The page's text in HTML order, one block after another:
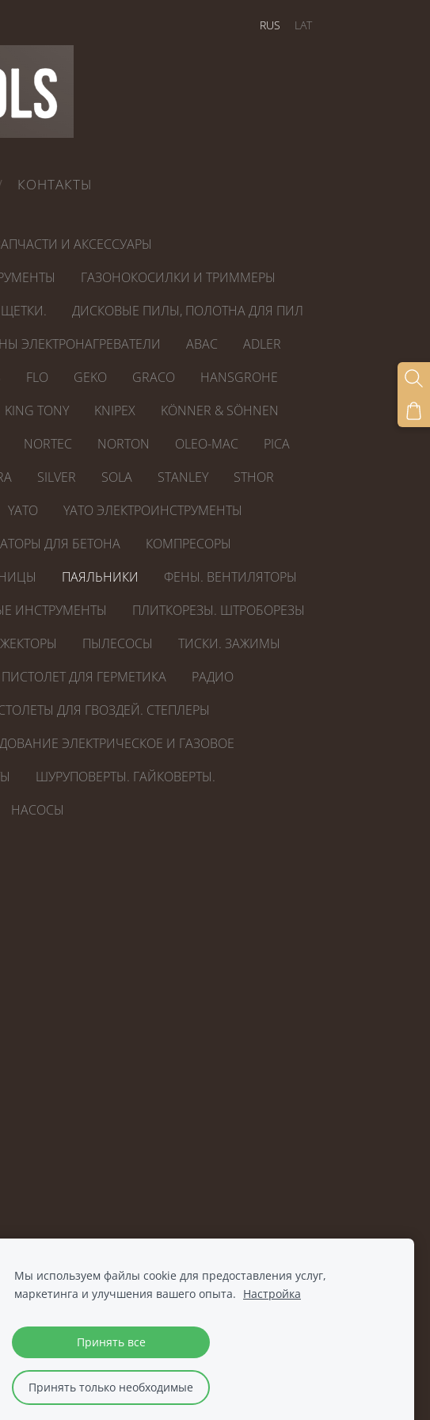
КОНТАКТЫ
RUS LAT
И АКСЕССУАРЫ
ГАЗОНОКОСИЛКИ И ТРИММЕРЫ
ДИСКОВЫЕ ПИЛЫ, ПОЛОТНА ДЛЯ ПИЛ
ЭЛЕКТРОНАГРЕВАТЕЛИ ABAC
ADLER
FLO GEKO GRACO
HANSGROHE
KING TONY KNIPEX
KÖNNER & SÖHNEN
NORTEC NORTON OLEO-MAC
PICA
SILVER SOLA STANLEY
STHOR
YATO
YATO ЭЛЕКТРОИНСТРУМЕНТЫ
ДЛЯ БЕТОНА
КОМПРЕСОРЫ
ПАЯЛЬНИКИ
ФЕНЫ. ВЕНТИЛЯТОРЫ
ИНСТРУМЕНТЫ
ПЛИТКОРЕЗЫ. ШТРОБОРЕЗЫ
ПЫЛЕСОСЫ
ТИСКИ. ЗАЖИМЫ
ДЛЯ ГЕРМЕТИКА
РАДИО
ДЛЯ ГВОЗДЕЙ. СТЕПЛЕРЫ
ЭЛЕКТРИЧЕСКОЕ И ГАЗОВОЕ
ШУРУПОВЕРТЫ. ГАЙКОВЕРТЫ.
НАСОСЫ
Мы используем файлы cookie для предоставления услуг,
маркетинга и улучшения вашего опыта. Настройка
Принять все
Принять только необходимые